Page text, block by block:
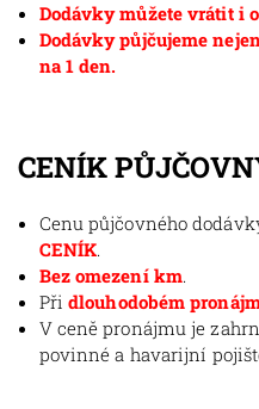
Dodávky můžete vrátit i
Dodávky půjčujeme
na 1 den.
CENÍK
Cenu půjčovného
CENÍK.
Bez omezení km.
Při dlouhodobém
V ceně pronájmu je
povinné a havarijní